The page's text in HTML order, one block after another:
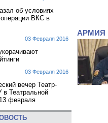
об условиях
ВКС в
03 Февраля 2016
03 Февраля 2016
вечер Театр-
в Театральной
февраля
АРМИЯ